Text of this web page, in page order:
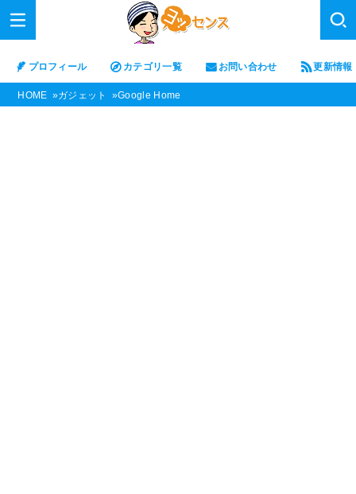
プロフィール カテゴリ一覧 お問い合わせ 更新情報
HOME ガジェット Google Home